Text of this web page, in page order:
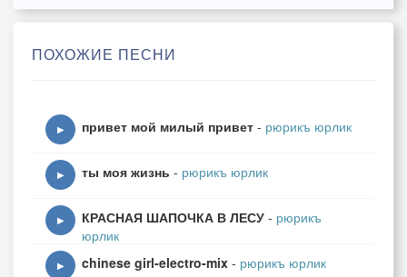
ПОХОЖИЕ ПЕСНИ
▶ привет мой милый привет - рюрикъ юрлик
▶ ты моя жизнь - рюрикъ юрлик
▶ КРАСНАЯ ШАПОЧКА В ЛЕСУ - рюрикъ
юрлик
▶ chinese girl-electro-mix - рюрикъ юрлик